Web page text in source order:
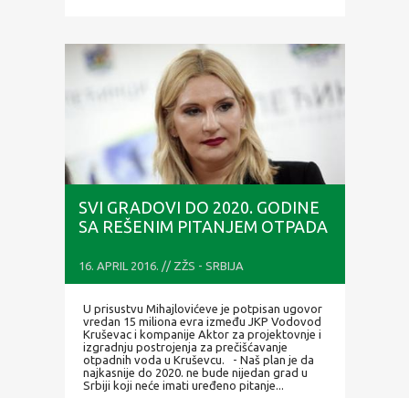
SVI GRADOVI DO 2020. GODINE
SA REŠENIM PITANJEM OTPADA
16. APRIL 2016. // ZŽS - SRBIJA
U prisustvu Mihajlovićeve je potpisan ugovor
vredan 15 miliona evra između JKP Vodovod
Kruševac i kompanije Aktor za projektovnje i
izgradnju postrojenja za prečišćavanje
otpadnih voda u Kruševcu. - Naš plan je da
najkasnije do 2020. ne bude nijedan grad u
Srbiji koji neće imati uređeno pitanje...